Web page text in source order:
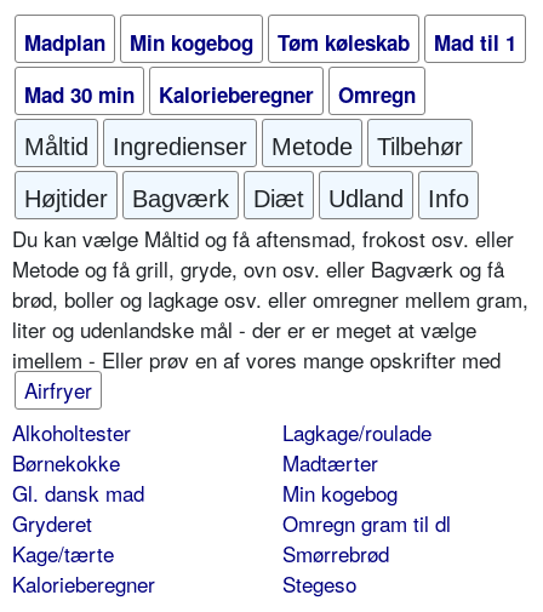
Madplan Min kogebog Tøm køleskab
Mad til 1
Mad 30 min
Kalorieberegner Omregn
Måltid Ingredienser Metode
Tilbehør
Højtider
Bagværk Diæt Udland Info
Du kan vælge Måltid og få aftensmad, frokost osv. eller
Metode og få grill, gryde, ovn osv. eller Bagværk og få
brød, boller og lagkage osv. eller omregner mellem gram,
liter og udenlandske mål - der er er meget at vælge
imellem - Eller prøv en af vores mange opskrifter med
Airfryer
Alkoholtester
Børnekokke
Gl. dansk mad
Gryderet
Kage/tærte
Kalorieberegner
Lagkage/roulade
Madtærter
Min kogebog
Omregn gram til dl
Smørrebrød
Stegeso